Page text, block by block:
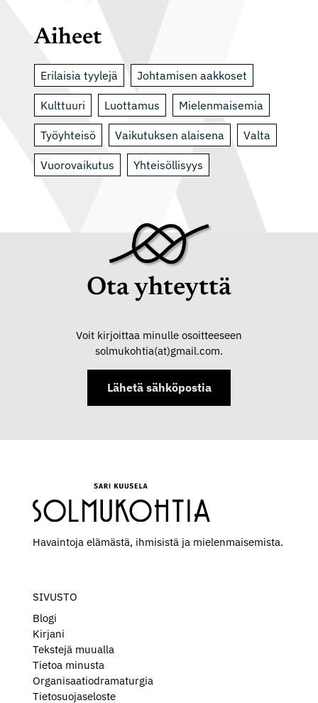
Aiheet
Erilaisia tyylejä Johtamisen aakkoset
Kulttuuri Luottamus Mielenmaisemia
Työyhteisö Vaikutuksen alaisena Valta
Vuorovaikutus Yhteisöllisyys
Ota yhteyttä
Voit kirjoittaa minulle osoitteeseen
solmukohtia(at)gmail.com.
Lähetä sähköpostia
Havaintoja elämästä, ihmisistä ja mielen­maisemista.
SIVUSTO
Blogi
Kirjani
Tekstejä muualla
Tietoa minusta
Organisaatiodramaturgia
Tietosuojaseloste